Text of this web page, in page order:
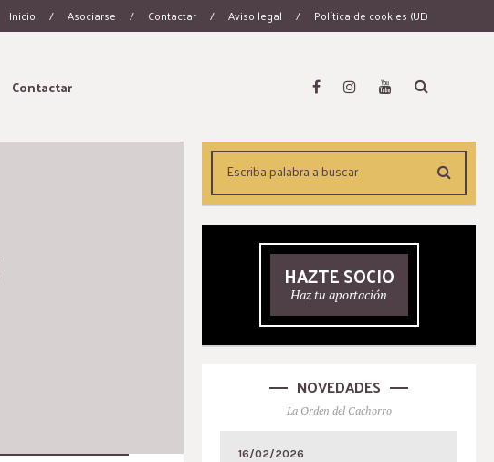
Inicio / Asociarse / Contactar / Aviso legal / Política de cookies (UE)
Contactar
HAZTE SOCIO
Haz tu aportación
NOVEDADES
La Orden del Cachorro
16/02/2026